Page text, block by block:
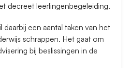
decreet leerlingenbegeleiding.
een aantal taken van het
schrappen. Het gaat om
bij beslissingen in de